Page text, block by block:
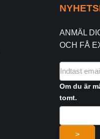
ANMÄL
OCH FÅ
Om du är
tomt.
>